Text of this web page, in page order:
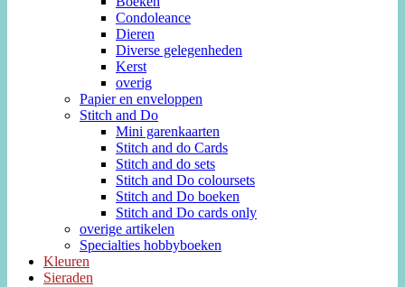
Condoleance
Dieren
Diverse gelegenheden
Kerst
overig
Papier en enveloppen
Stitch and Do
Mini garenkaarten
Stitch and do Cards
Stitch and do sets
Stitch and Do coloursets
Stitch and Do boeken
Stitch and Do cards only
overige artikelen
Specialties hobbyboeken
Kleuren
Sieraden